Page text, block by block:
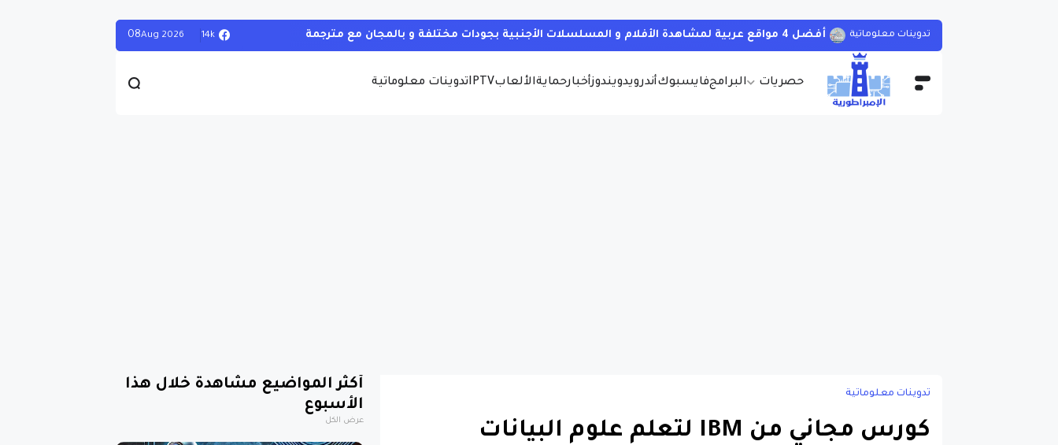
حصريات البرامجفايسبوكأندرويدويندوزأخبارحمايةالألعابIPTVتدوينات معلوماتية
تدوينات معلوماتية أفضل 4 مواقع عربية لمشاهدة الأفلام و المسلسلات الأجنبية بجودات مختلفة و بالمجان مع مترجمة 14k
08Aug 2026
تدوينات معلوماتية
كورس مجاني من IBM لتعلم علوم البيانات
أكثر المواضيع مشاهدة خلال هذا
الأسبوع
عرض الكل